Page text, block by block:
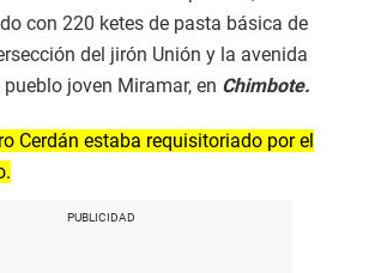
con 220 ketes de pasta básica de
del jirón Unión y la avenida
joven Miramar, en Chimbote.
Cerdán estaba requisitoriado por el